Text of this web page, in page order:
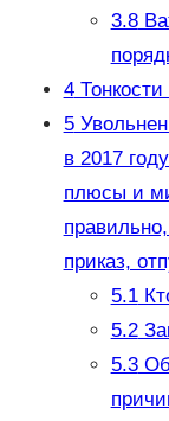
3.8
4Тонкости
5
в 2017
плюсы и
приказ,
5.1
5.2
5.3